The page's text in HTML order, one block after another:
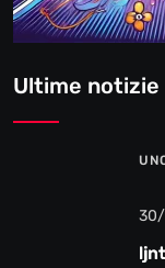
Ultime notizie